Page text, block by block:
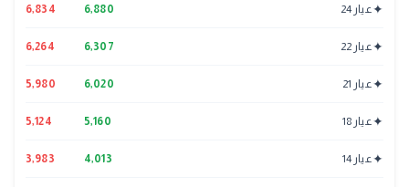
✦عيار 24 6,880
6,834
✦عيار 22 6,307
6,264
✦عيار 21 6,020
5,980
✦عيار 18 5,160
5,124
✦عيار 14 4,013
3,983